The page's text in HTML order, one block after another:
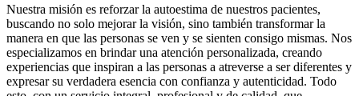
Nuestra misión es reforzar la autoestima de nuestros pacientes,
buscando no solo mejorar la visión, sino también transformar la
manera en que las personas se ven y se sienten consigo mismas. Nos
especializamos en brindar una atención personalizada, creando
experiencias que inspiran a las personas a atreverse a ser diferentes y
expresar su verdadera esencia con confianza y autenticidad. Todo